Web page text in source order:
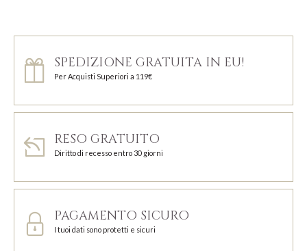
SPEDIZIONE GRATUITA IN EU!
Per Acquisti Superiori a 119€
RESO GRATUITO
Diritto di recesso entro 30 giorni
PAGAMENTO SICURO
I tuoi dati sono protetti e sicuri